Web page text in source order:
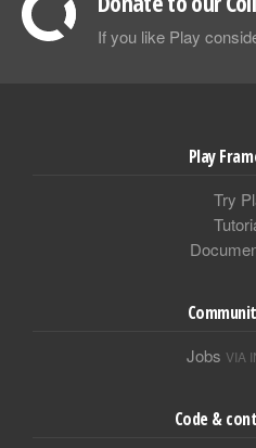
If you like Play
Play
Try
Jobs VIA
Code &